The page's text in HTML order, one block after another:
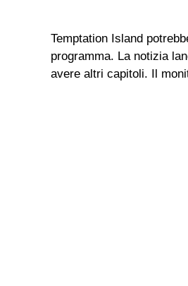
Temptation Island
programma. La notizia
avere altri capitoli. Il